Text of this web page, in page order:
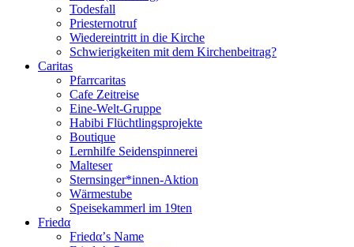
Todesfall
Priesternotruf
Wiedereintritt in die Kirche
Schwierigkeiten mit dem Kirchenbeitrag?
Caritas
Pfarrcaritas
Cafe Zeitreise
Eine-Welt-Gruppe
Habibi Flüchtlingsprojekte
Boutique
Lernhilfe Seidenspinnerei
Malteser
Sternsinger*innen-Aktion
Wärmestube
Speisekammerl im 19ten
Friedα
Friedα’s Name